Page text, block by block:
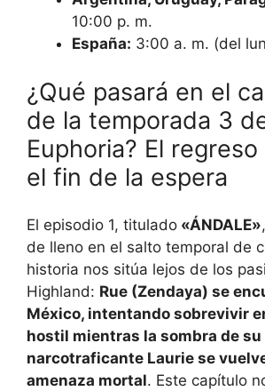
10:00 p. m.
España: 3:00 a. m. (del
¿Qué pasará en el
de la temporada 3
Euphoria? El
el fin de la espera
El episodio 1, titulado «ÁNDALE»
de lleno en el salto temporal de
historia nos sitúa lejos de los
Highland: Rue (Zendaya) se
México, intentando sobrevivir
hostil mientras la sombra de su
narcotraficante Laurie se
amenaza mortal. Este capítulo